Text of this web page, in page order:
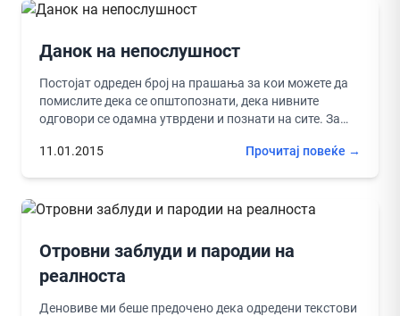
Данок на непослушност
Постојат одреден број на прашања за кои можете да
помислите дека се општопознати, дека нивните
одговори се одамна утврдени и познати на сите. За
11.01.2015
Прочитај повеќе →
Отровни заблуди и пародии на
реалноста
Деновиве ми беше предочено дека одредени текстови